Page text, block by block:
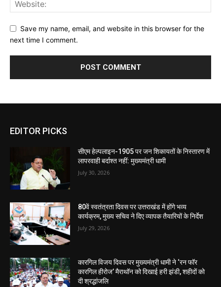
Save my name, email, and website in this browser for the
next time I comment.
EDITOR PICKS
सीएम हेल्पलाइन-1905 पर जन शिकायतों के निस्तारण में
लापरवाही बर्दाश्त नहीं: मुख्यमंत्री धामी
July 30, 2026
80वें स्वतंत्रता दिवस पर उत्तराखंड में होंगे भव्य
कार्यक्रम, मुख्य सचिव ने दिए व्यापक तैयारियों के निर्देश
July 29, 2026
कारगिल विजय दिवस पर मुख्यमंत्री धामी ने ‘रन फॉर
कारगिल हीरोज’ मैराथॉन को दिखाई हरी झंडी, शहीदों को
दी श्रद्धांजलि